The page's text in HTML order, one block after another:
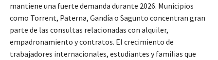
mantiene una fuerte demanda durante 2026. Municipios
como Torrent, Paterna, Gandía o Sagunto concentran gran
parte de las consultas relacionadas con alquiler,
empadronamiento y contratos. El crecimiento de
trabajadores internacionales, estudiantes y familias que